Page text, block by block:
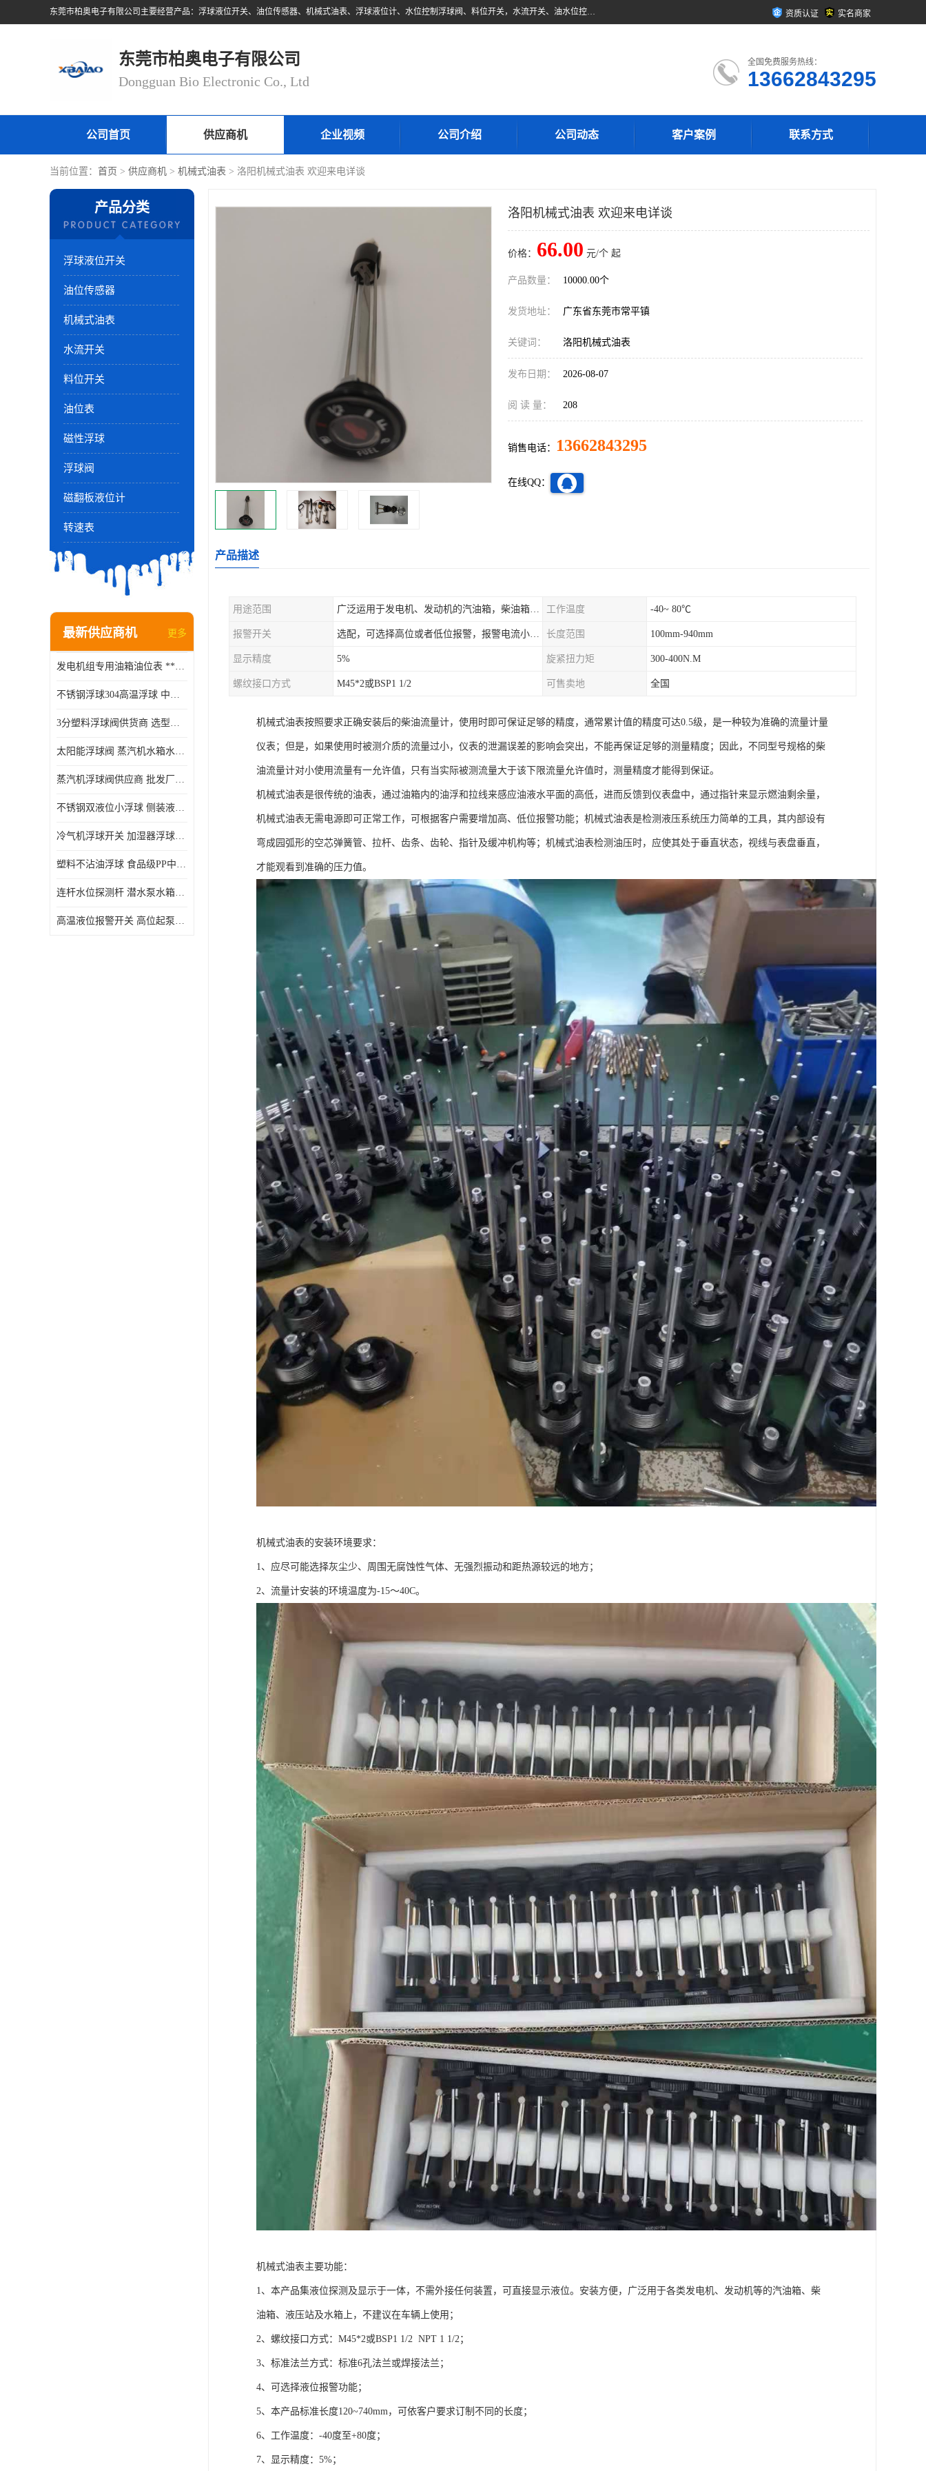
东莞市柏奥电子有限公司主要经营产品：浮球液位开关、油位传感器、机械式油表、浮球液位计、水位控制浮球阀、料位开关，水流开关、油水位控制配套仪表等。柏奥电子，您可信赖的合作伙伴 资质认证 实名商家
东莞市柏奥电子有限公司
Dongguan Bio Electronic Co., Ltd
全国免费服务热线：
13662843295
公司首页 供应商机 企业视频 公司介绍 公司动态 客户案例 联系方式
当前位置： 首页 > 供应商机 > 机械式油表 > 洛阳机械式油表 欢迎来电详谈
产品分类
浮球液位开关
油位传感器
机械式油表
水流开关
料位开关
油位表
磁性浮球
浮球阀
磁翻板液位计
转速表
最新供应商机 更多
发电机组专用油箱油位表 **指针式机械式油表
不锈钢浮球304高温浮球 中空磁性浮球 规格齐全
3分塑料浮球阀供货商 选型说明
太阳能浮球阀 蒸汽机水箱水位控制阀 规格齐全
蒸汽机浮球阀供应商 批发厂家 支持定制
不锈钢双液位小浮球 侧装液位开关 金属304/316材质
冷气机浮球开关 加湿器浮球磁环 闪电发货
塑料不沾油浮球 食品级PP中空浮球302514
连杆水位探测杆 潜水泵水箱水位控制器 非标定制
高温液位报警开关 高位起泵低水位停泵 不锈钢浮球开关
洛阳机械式油表 欢迎来电详谈
价格： 66.00 元/个 起
产品数量： 10000.00个
发货地址： 广东省东莞市常平镇
关键词： 洛阳机械式油表
发布日期： 2026-08-07
阅 读 量： 208
销售电话： 13662843295
在线QQ：
产品描述
用途范围 广泛运用于发电机、发动机的汽油箱，柴油箱，液压站，水箱上 工作温度 -40~ 80℃
报警开关 选配，可选择高位或者低位报警，报警电流小于500mA，报警点可设在9/10和1/10位置 长度范围 100mm-940mm
显示精度 5% 旋紧扭力矩 300-400N.M
螺纹接口方式 M45*2或BSP1 1/2 可售卖地 全国
机械式油表按照要求正确安装后的柴油流量计，使用时即可保证足够的精度，通常累计值的精度可达0.5级，是一种较为准确的流量计量
仪表；但是，如果使用时被测介质的流量过小，仪表的泄漏误差的影响会突出，不能再保证足够的测量精度；因此，不同型号规格的柴
油流量计对小使用流量有一允许值，只有当实际被测流量大于该下限流量允许值时，测量精度才能得到保证。
机械式油表是很传统的油表，通过油箱内的油浮和拉线来感应油液水平面的高低，进而反馈到仪表盘中，通过指针来显示燃油剩余量，
机械式油表无需电源即可正常工作，可根据客户需要增加高、低位报警功能；机械式油表是检测液压系统压力简单的工具，其内部设有
弯成园弧形的空芯弹簧管、拉杆、齿条、齿轮、指针及缓冲机构等；机械式油表检测油压时，应使其处于垂直状态，视线与表盘垂直，
才能观看到准确的压力值。
机械式油表的安装环境要求：
1、应尽可能选择灰尘少、周围无腐蚀性气体、无强烈振动和距热源较远的地方；
2、流量计安装的环境温度为-15～40C。
机械式油表主要功能：
1、本产品集液位探测及显示于一体，不需外接任何装置，可直接显示液位。安装方便，广泛用于各类发电机、发动机等的汽油箱、柴
油箱、液压站及水箱上，不建议在车辆上使用；
2、螺纹接口方式：M45*2或BSP1 1/2 NPT 1 1/2；
3、标准法兰方式：标准6孔法兰或焊接法兰；
4、可选择液位报警功能；
5、本产品标准长度120~740mm，可依客户要求订制不同的长度；
6、工作温度：-40度至+80度；
7、显示精度：5%；